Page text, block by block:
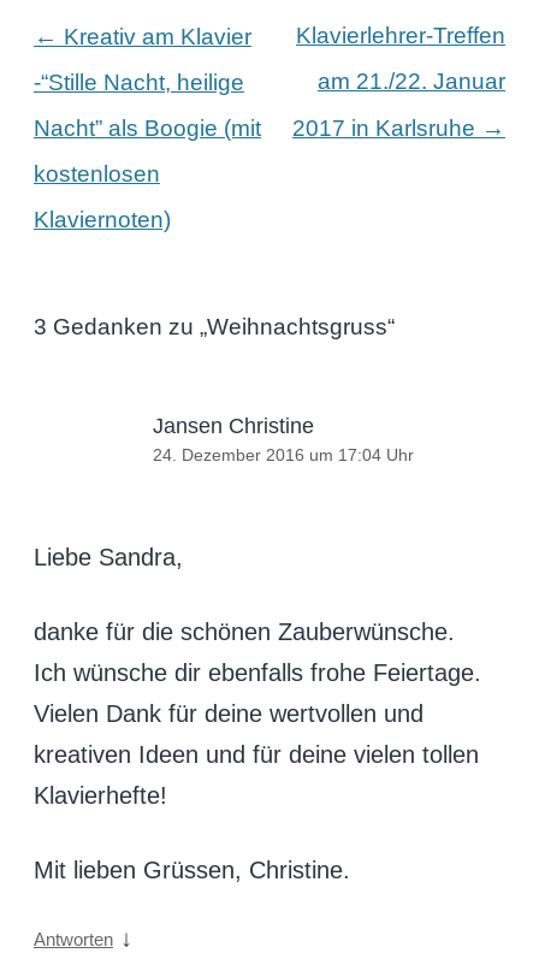
Beitragsnavigation
← Kreativ am Klavier
-“Stille Nacht, heilige
Nacht” als Boogie (mit
kostenlosen
Klaviernoten)
Klavierlehrer-Treffen
am 21./22. Januar
2017 in Karlsruhe →
3 Gedanken zu „Weihnachtsgruss“
Jansen Christine
24. Dezember 2016 um 17:04 Uhr
Liebe Sandra,
danke für die schönen Zauberwünsche.
Ich wünsche dir ebenfalls frohe Feiertage.
Vielen Dank für deine wertvollen und
kreativen Ideen und für deine vielen tollen
Klavierhefte!
Mit lieben Grüssen, Christine.
Antworten ↓